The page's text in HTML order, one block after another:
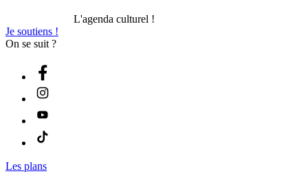
L'agenda culturel !
Je soutiens !
On se suit ?
Les plans